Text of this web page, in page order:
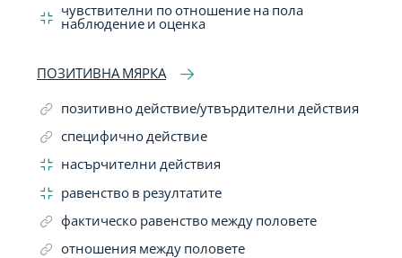
чувствителни по отношение на пола
наблюдение и оценка
ПОЗИТИВНА МЯРКА
позитивно действие/утвърдителни действия
специфично действие
насърчителни действия
равенство в резултатите
фактическо равенство между половете
отношения между половете